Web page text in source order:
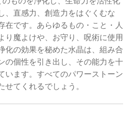
、直感力、創造力をはぐくむな
在です。あらゆるもの・こと・人
り魔よけや、お守り、呪術に使用
化の効果を秘めた水晶は、組み合
の個性を引き出し、その能力を十
います。すべてのパワーストーン
てくれるでしょう。